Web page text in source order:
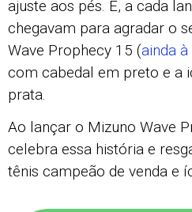
ajuste aos pés. E, a cada
chegavam para agradar o
Wave Prophecy 15 (ainda
com cabedal em preto e a
prata.
Ao lançar o Mizuno Wave
celebra essa história e
tênis campeão de venda e